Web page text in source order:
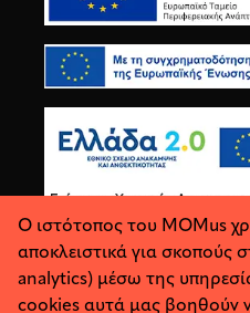
Ο ιστότοπος του MOMus
αποκλειστικά για σκοπούς
analytics) μέσω της
cookies αυτά μας βοηθούν